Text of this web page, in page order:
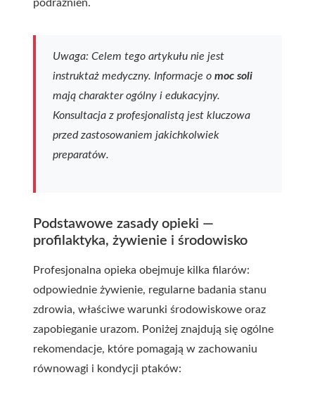
podrażnień.
Uwaga: Celem tego artykułu nie jest
instruktaż medyczny. Informacje o moc soli
mają charakter ogólny i edukacyjny.
Konsultacja z profesjonalistą jest kluczowa
przed zastosowaniem jakichkolwiek
preparatów.
Podstawowe zasady opieki —
profilaktyka, żywienie i środowisko
Profesjonalna opieka obejmuje kilka filarów:
odpowiednie żywienie, regularne badania stanu
zdrowia, właściwe warunki środowiskowe oraz
zapobieganie urazom. Poniżej znajdują się ogólne
rekomendacje, które pomagają w zachowaniu
równowagi i kondycji ptaków: